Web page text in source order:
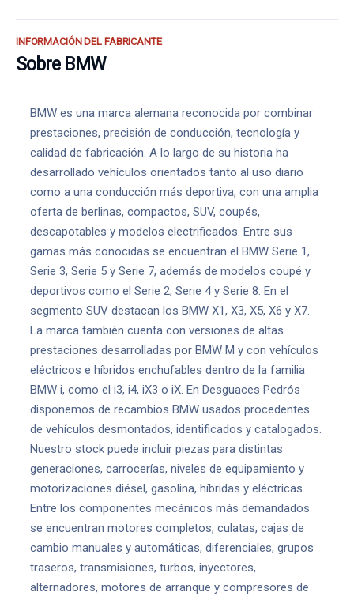
INFORMACIÓN DEL FABRICANTE
Sobre BMW
BMW es una marca alemana reconocida por combinar
prestaciones, precisión de conducción, tecnología y
calidad de fabricación. A lo largo de su historia ha
desarrollado vehículos orientados tanto al uso diario
como a una conducción más deportiva, con una amplia
oferta de berlinas, compactos, SUV, coupés,
descapotables y modelos electrificados. Entre sus
gamas más conocidas se encuentran el BMW Serie 1,
Serie 3, Serie 5 y Serie 7, además de modelos coupé y
deportivos como el Serie 2, Serie 4 y Serie 8. En el
segmento SUV destacan los BMW X1, X3, X5, X6 y X7.
La marca también cuenta con versiones de altas
prestaciones desarrolladas por BMW M y con vehículos
eléctricos e híbridos enchufables dentro de la familia
BMW i, como el i3, i4, iX3 o iX. En Desguaces Pedrós
disponemos de recambios BMW usados procedentes
de vehículos desmontados, identificados y catalogados.
Nuestro stock puede incluir piezas para distintas
generaciones, carrocerías, niveles de equipamiento y
motorizaciones diésel, gasolina, híbridas y eléctricas.
Entre los componentes mecánicos más demandados
se encuentran motores completos, culatas, cajas de
cambio manuales y automáticas, diferenciales, grupos
traseros, transmisiones, turbos, inyectores,
alternadores, motores de arranque y compresores de